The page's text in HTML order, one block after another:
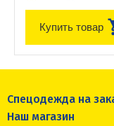
Купить товар
Спецодежда на
Наш магазин